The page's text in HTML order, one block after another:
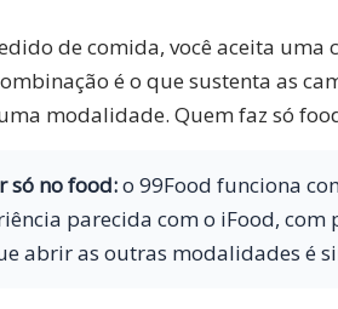
de comida, você aceita
é o que sustenta as
modalidade. Quem faz só
só no food:o 99Food funciona
parecida com o iFood,
abrir as outras modalidades é